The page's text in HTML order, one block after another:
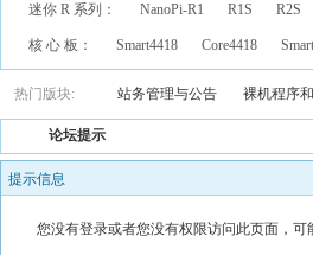
迷你 R 系列： NanoPi-R1 R1S R2S
核 心 板： Smart4418 Core4418
热门版块: 站务管理与公告 裸机程序
论坛提示
提示信息
您没有登录或者您没有权限访问此页面，可